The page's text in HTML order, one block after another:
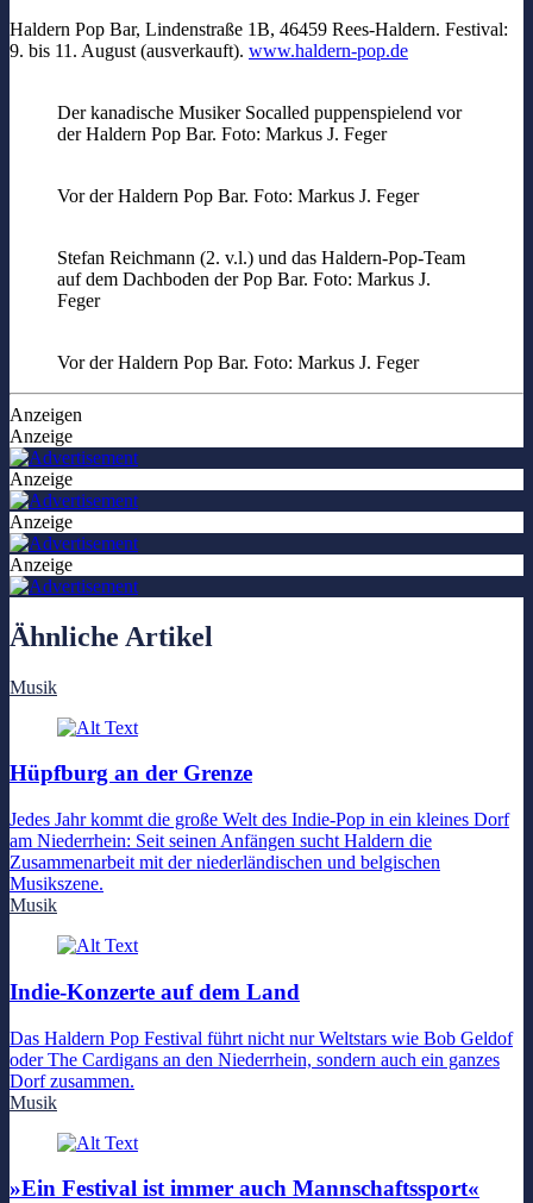
Haldern Pop Bar, Lindenstraße 1B, 46459 Rees-Haldern. Festival:
9. bis 11. August (ausverkauft). www.haldern-pop.de
Der kanadische Musiker Socalled puppenspielend vor
der Haldern Pop Bar. Foto: Markus J. Feger
Vor der Haldern Pop Bar. Foto: Markus J. Feger
Stefan Reichmann (2. v.l.) und das Haldern-Pop-Team
auf dem Dachboden der Pop Bar. Foto: Markus J.
Feger
Vor der Haldern Pop Bar. Foto: Markus J. Feger
Anzeigen
Anzeige
Anzeige
Anzeige
Anzeige
Ähnliche Artikel
Musik
Hüpfburg an der Grenze
Jedes Jahr kommt die große Welt des Indie-Pop in ein kleines Dorf
am Niederrhein: Seit seinen Anfängen sucht Haldern die
Zusammenarbeit mit der niederländischen und belgischen
Musikszene.
Musik
Indie-Konzerte auf dem Land
Das Haldern Pop Festival führt nicht nur Weltstars wie Bob Geldof
oder The Cardigans an den Niederrhein, sondern auch ein ganzes
Dorf zusammen.
Musik
»Ein Festival ist immer auch Mannschaftssport«